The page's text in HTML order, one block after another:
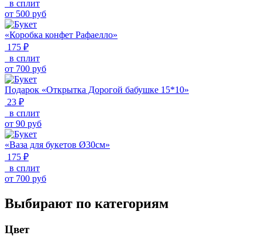
в сплит
от 500 руб
«Коробка конфет Рафаелло»
175 ₽
в сплит
от 700 руб
Подарок «Открытка Дорогой бабушке 15*10»
23 ₽
в сплит
от 90 руб
«Ваза для букетов Ø30см»
175 ₽
в сплит
от 700 руб
Выбирают по категориям
Цвет